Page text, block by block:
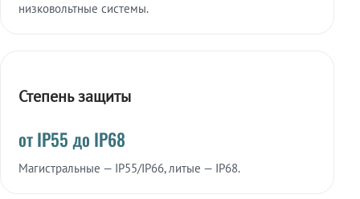
низковольтные системы.
Степень защиты
от IP55 до IP68
Магистральные — IP55/IP66, литые — IP68.